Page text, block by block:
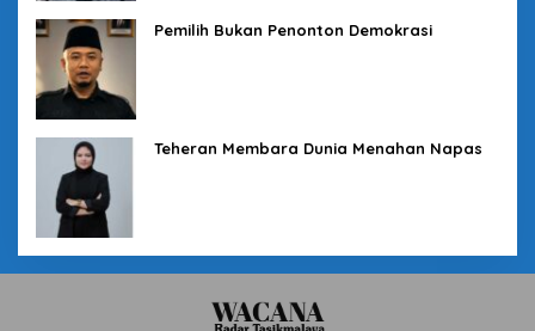
Pemilih Bukan Penonton Demokrasi
Teheran Membara Dunia Menahan Napas